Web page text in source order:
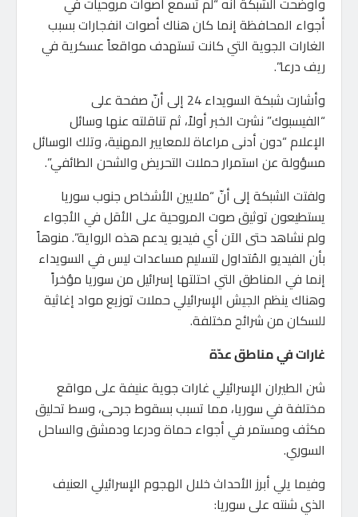
أجواء المحافظة إنما كان هناك أصوات انفجارات بسبب
الغارات الجوية التي كانت تستهدف مواقعاً عسكرية في
ريف درعا”.
وأشارت شبكة السويداء 24 إلى أنّ صفحة على
“الفيسبوك” نشرت الخبر أولاً، ثم تناقلته عنها وسائل
الإعلام “دون أدنى مراعاة للمعايير المهنية، وتلك الوسائل
مسؤولة عن استمرار حملات التحريض والشحن الطائفي”.
ولفتت الشبكة إلى أنّ “ملايين الأشخاص جنوب سوريا
يستطيعون توثيق صوت المروحية على الأقل في الأجواء
ولم نشاهد حتى الآن أي فيديو يدعم هذه الرواية”. منوهاً
بأن الفيديو المُتداول لتسليم مساعدات ليس في السويداء
إنما في المناطق التي احتلتها إسرائيل من سوريا مؤخراً
وهناك ينظم الجيش الإسرائيلي حملات توزيع مواد إغاثية
للسكان من شرائح مختلفة.
غارات في مناطق عدّة
شن الطيران الإسرائيلي غارات جوية عنيفة على مواقع
مختلفة في سوريا، مما تسبب بسقوط جرحى، وسط تحليق
مكثف ومستمر في أجواء حماة ودرعا ودمشق والساحل
السوري.
وفيما يلي أبرز الأحداث خلال الهجوم الإسرائيلي العنيف
الذي شنته على سوريا: